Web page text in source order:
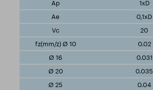
1xD
0,1xD
20
0.02
0.031
0.035
0.04